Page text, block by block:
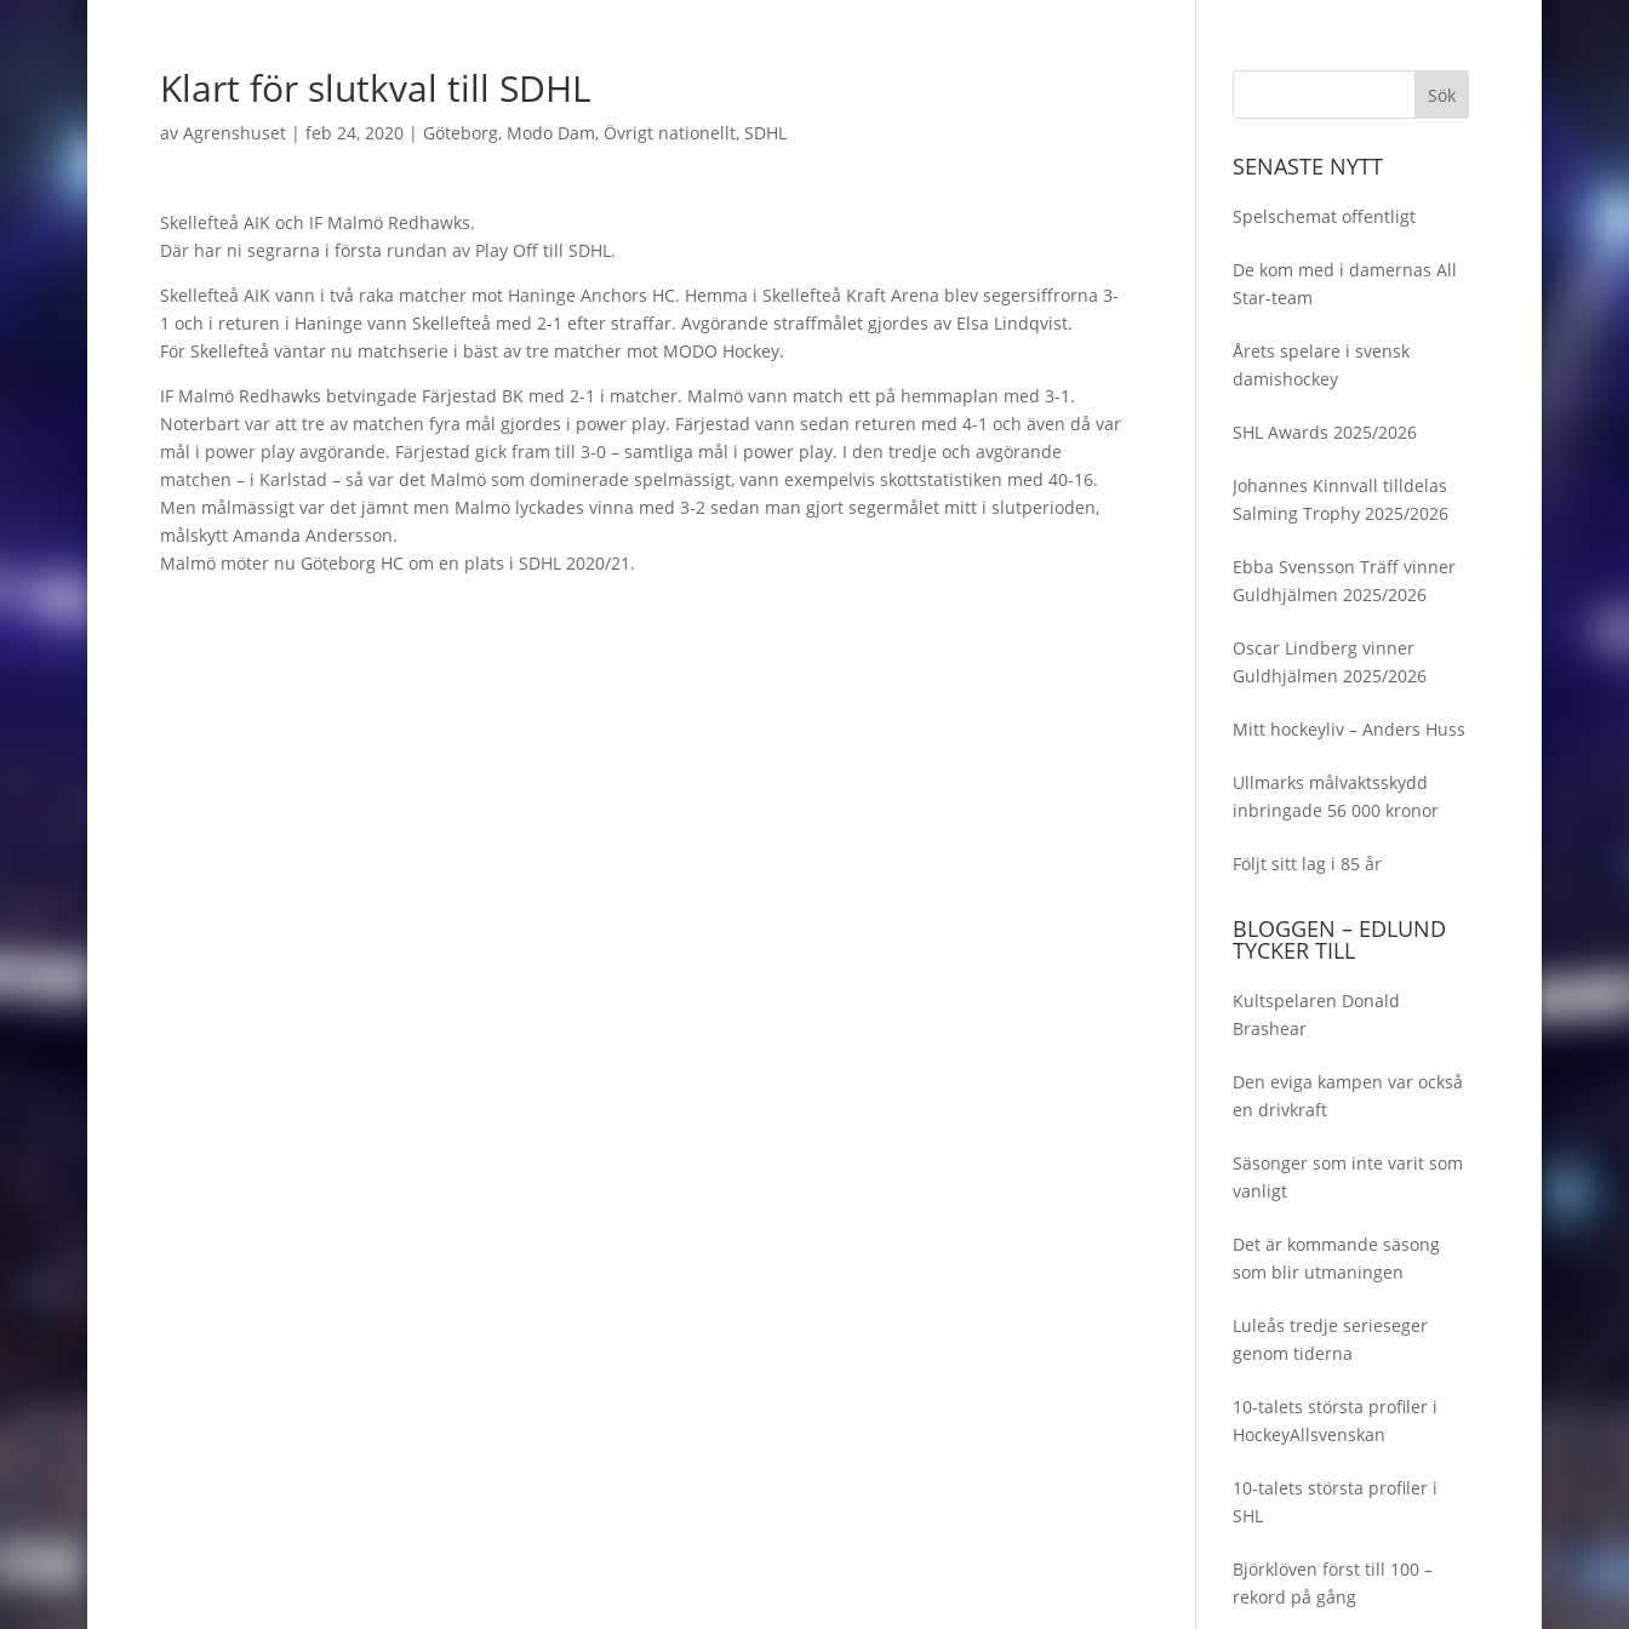
Klart för slutkval till SDHL
av Agrenshuset | feb 24, 2020 | Göteborg, Modo Dam, Övrigt nationellt, SDHL
Skellefteå AIK och IF Malmö Redhawks.
Där har ni segrarna i första rundan av Play Off till SDHL.
Skellefteå AIK vann i två raka matcher mot Haninge Anchors HC. Hemma i Skellefteå Kraft Arena blev segersiffrorna 3-
1 och i returen i Haninge vann Skellefteå med 2-1 efter straffar. Avgörande straffmålet gjordes av Elsa Lindqvist.
För Skellefteå väntar nu matchserie i bäst av tre matcher mot MODO Hockey.
IF Malmö Redhawks betvingade Färjestad BK med 2-1 i matcher. Malmö vann match ett på hemmaplan med 3-1.
Noterbart var att tre av matchen fyra mål gjordes i power play. Färjestad vann sedan returen med 4-1 och även då var
mål i power play avgörande. Färjestad gick fram till 3-0 – samtliga mål i power play. I den tredje och avgörande
matchen – i Karlstad – så var det Malmö som dominerade spelmässigt, vann exempelvis skottstatistiken med 40-16.
Men målmässigt var det jämnt men Malmö lyckades vinna med 3-2 sedan man gjort segermålet mitt i slutperioden,
målskytt Amanda Andersson.
Malmö möter nu Göteborg HC om en plats i SDHL 2020/21.
SENASTE NYTT
Spelschemat offentligt
De kom med i damernas All
Star-team
Årets spelare i svensk
damishockey
SHL Awards 2025/2026
Johannes Kinnvall tilldelas
Salming Trophy 2025/2026
Ebba Svensson Träff vinner
Guldhjälmen 2025/2026
Oscar Lindberg vinner
Guldhjälmen 2025/2026
Mitt hockeyliv – Anders Huss
Ullmarks målvaktsskydd
inbringade 56 000 kronor
Följt sitt lag i 85 år
BLOGGEN – EDLUND
TYCKER TILL
Kultspelaren Donald
Brashear
Den eviga kampen var också
en drivkraft
Säsonger som inte varit som
vanligt
Det är kommande säsong
som blir utmaningen
Luleås tredje serieseger
genom tiderna
10-talets största profiler i
HockeyAllsvenskan
10-talets största profiler i
SHL
Björklöven först till 100 –
rekord på gång